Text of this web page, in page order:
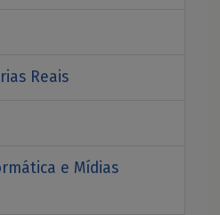
Reais
e Mídias